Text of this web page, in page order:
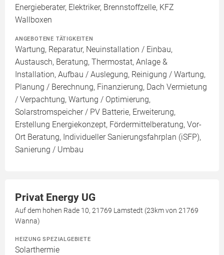
Energieberater, Elektriker, Brennstoffzelle, KFZ
Wallboxen
ANGEBOTENE TÄTIGKEITEN
Wartung, Reparatur, Neuinstallation / Einbau,
Austausch, Beratung, Thermostat, Anlage &
Installation, Aufbau / Auslegung, Reinigung / Wartung,
Planung / Berechnung, Finanzierung, Dach Vermietung
/ Verpachtung, Wartung / Optimierung,
Solarstromspeicher / PV Batterie, Erweiterung,
Erstellung Energiekonzept, Fördermittelberatung, Vor-
Ort Beratung, Individueller Sanierungsfahrplan (iSFP),
Sanierung / Umbau
Privat Energy UG
Auf dem hohen Rade 10, 21769 Lamstedt (23km von 21769
Wanna)
HEIZUNG SPEZIALGEBIETE
Solarthermie